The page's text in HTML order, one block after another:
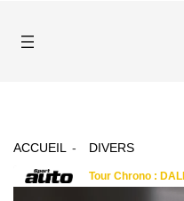
ACCUEIL DIVERS